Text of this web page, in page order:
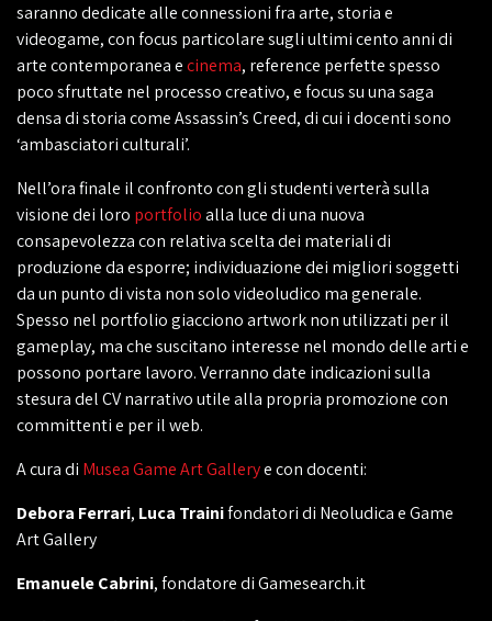
saranno dedicate alle connessioni fra arte, storia e
videogame, con focus particolare sugli ultimi cento anni di
arte contemporanea ecinema, reference perfette spesso
poco sfruttate nel processo creativo, e focus su una saga
densa di storia come Assassin’s Creed, di cui i docenti sono
‘ambasciatori culturali’.
Nell’ora finale il confronto con gli studenti verterà sulla
visione dei loro portfolioalla luce di una nuova
consapevolezza con relativa scelta dei materiali di
produzione da esporre; individuazione dei migliori soggetti
da un punto di vista non solo videoludico ma generale.
Spesso nel portfolio giacciono artwork non utilizzati per il
gameplay, ma che suscitano interesse nel mondo delle arti e
possono portare lavoro. Verranno date indicazioni sulla
stesura del CV narrativo utile alla propria promozione con
committenti e per il web.
A cura di Musea Game Art Gallerye con docenti:
Debora Ferrari, Luca Trainifondatori di Neoludica e Game
Art Gallery
Emanuele Cabrini, fondatore di Gamesearch.it